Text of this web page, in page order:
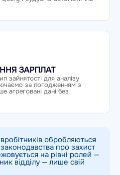
ЗАРПЛАТ
зайнятості для аналізу
за погодженням з
агреговані дані без
обробляються
про захист
на рівні ролей —
відділу — лише свій